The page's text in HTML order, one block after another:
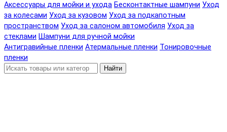
Аксессуары для мойки и ухода Бесконтактные шампуни Уход
за колесами Уход за кузовом Уход за подкапотным
пространством Уход за салоном автомобиля Уход за
стеклами Шампуни для ручной мойки
Антигравийные пленки Атермальные пленки Тонировочные
пленки
Найти